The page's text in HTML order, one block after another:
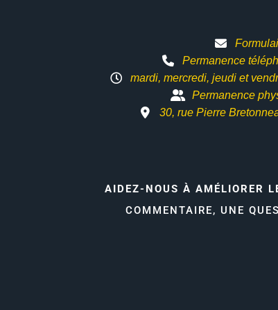
Permanence
mardi, mercredi, jeudi et
Permanence
30, rue Pierre
AIDEZ-NOUS À AMÉLIORER
COMMENTAIRE, UNE